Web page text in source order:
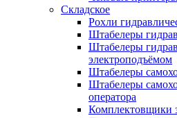
Складское
Рохли
Штабелеры
Штабелеры
электроподъёмом
Штабелеры
Штабелеры
оператора
Комплектовщики